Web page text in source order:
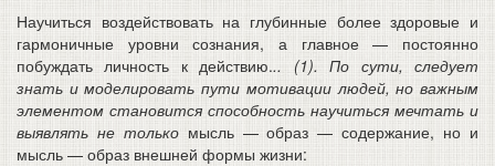
Научиться воздействовать на глубинные более здоровые и
гармоничные уровни сознания, а главное — постоянно
побуждать личность к действию... (1). По сути, следует
знать и моделировать пути мотивации людей, но важным
элементом становится способность научиться мечтать и
выявлять не только мысль — образ — содержание, но и
мысль — образ внешней формы жизни: